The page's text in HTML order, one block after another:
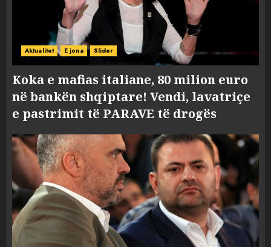
Aktualitet E jona Slider
Koka e mafias italiane, 80 milion euro
në bankën shqiptare! Vendi, lavatriçe
e pastrimit të PARAVE të drogës